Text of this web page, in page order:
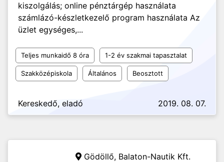
kiszolgálás; online pénztárgép használata
számlázó-készletkezelő program használata Az
üzlet egységes,...
Teljes munkaidő 8 óra 1-2 év szakmai tapasztalat
Szakközépiskola Általános Beosztott
Kereskedő, eladó 2019. 08. 07.
Gödöllő, Balaton-Nautik Kft.